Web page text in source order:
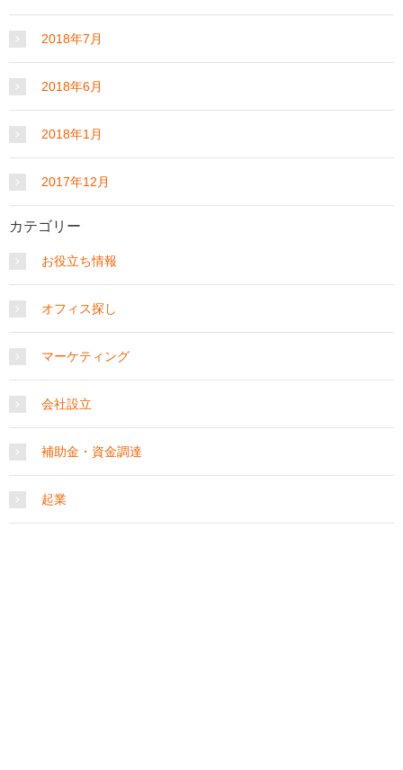
2018年7月
2018年6月
2018年1月
2017年12月
カテゴリー
お役立ち情報
オフィス探し
マーケティング
会社設立
補助金・資金調達
起業